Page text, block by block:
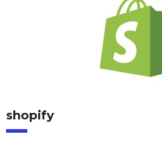
shopify